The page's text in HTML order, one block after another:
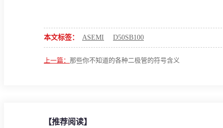
本文标签： ASEMI D50SB100
上一篇： 那些你不知道的各种二极管的符号含义
【推荐阅读】